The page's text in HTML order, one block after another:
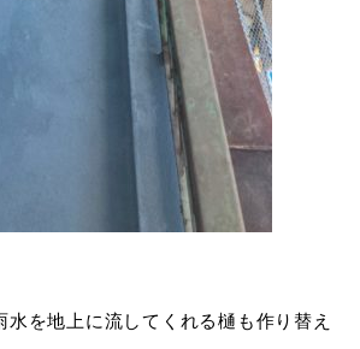
を地上に流してくれる樋も作り替え